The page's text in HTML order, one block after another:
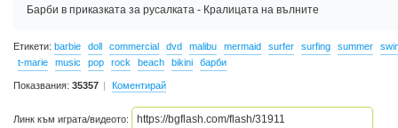
Барби в приказката за русалката - Кралицата на вълните
Етикети: barbie doll commercial dvd malibu mermaid surfer surfing summer
t-marie
music pop rock beach bikini барби
Показвания: 35357 Коментирай
Линк към играта/видеото: